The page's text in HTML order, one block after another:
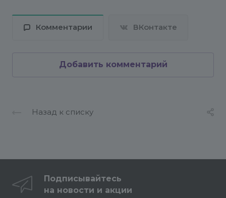
Комментарии ВКонтакте
Добавить комментарий
Назад к списку
Подписывайтесь
на новости и акции